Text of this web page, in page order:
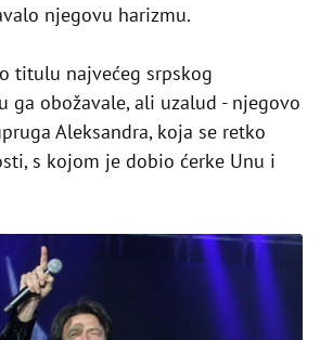
njegovu harizmu.
titulu najvećeg srpskog
ga obožavale, ali uzalud - njegovo
Aleksandra, koja se retko
s kojom je dobio ćerke Unu i